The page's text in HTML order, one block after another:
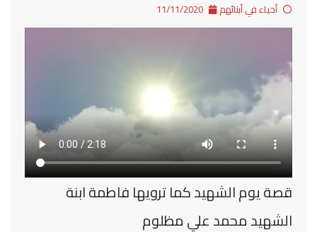
أحياء في أبنائهم
قصة يوم الشهيد كما ترويها فاطمة ابنة
الشهيد محمد علي مظلوم